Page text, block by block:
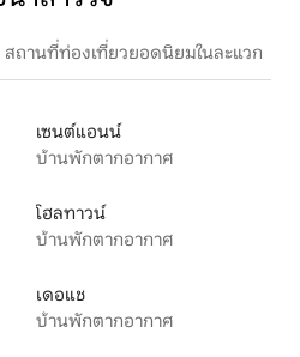
สถานที่ท่องเที่ยวยอดนิยมในละแวก
เซนต์แอนน์
บ้านพักตากอากาศ
โฮลทาวน์
บ้านพักตากอากาศ
เดอแช
บ้านพักตากอากาศ